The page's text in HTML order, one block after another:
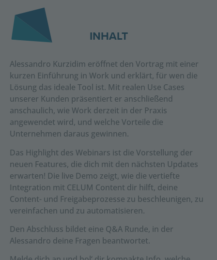
INHALT
Alessandro Kurzidim eröffnet den Vortrag mit einer
kurzen Einführung in Work und erklärt, für wen die
Lösung das ideale Tool ist. Mit realen Use Cases
unserer Kunden präsentiert er anschließend
anschaulich, wie Work derzeit in der Praxis
angewendet wird, und welche Vorteile die
Unternehmen daraus gewinnen.
Das Highlight des Webinars ist die Vorstellung der
neuen Features, die dich mit den nächsten Updates
erwarten! Die live Demo zeigt, wie die vertiefte
Integration mit CELUM Content dir hilft, deine
Content- und Freigabeprozesse zu beschleunigen, zu
vereinfachen und zu automatisieren.
Den Abschluss bildet eine Q&A Runde, in der
Alessandro deine Fragen beantwortet.